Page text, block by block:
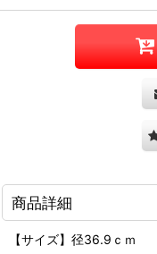
商品詳細
【サイズ】径36.9ｃｍ